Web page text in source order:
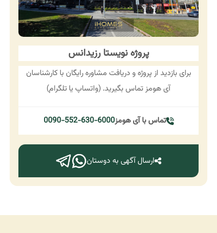
پروژه نویستا رزیدانس
برای بازدید از پروژه و دریافت مشاوره رایگان با کارشناسان
آی هومز تماس بگیرید. (واتساپ یا تلگرام)
تماس با آی هومز0090-552-630-6000
ارسال آگهی به دوستان